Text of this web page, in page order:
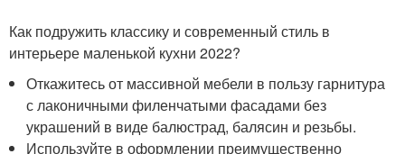
Как подружить классику и современный стиль в
интерьере маленькой кухни 2022?
Откажитесь от массивной мебели в пользу гарнитура
с лаконичными филенчатыми фасадами без
украшений в виде балюстрад, балясин и резьбы.
Используйте в оформлении преимущественно